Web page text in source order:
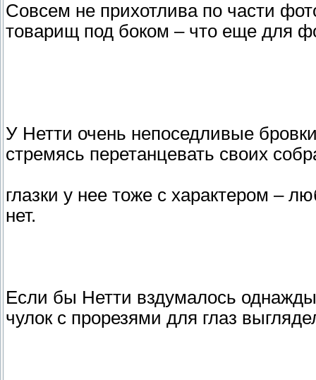
Совсем не прихотлива по части
товарищ под боком – что еще для
У Нетти очень непоседливые
стремясь перетанцевать своих
глазки у нее тоже с характером –
нет.
Если бы Нетти вздумалось
чулок с прорезями для глаз